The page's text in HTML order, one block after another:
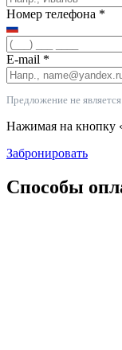
Номер телефона *
E-mail *
Предложение не
Нажимая на кнопку
Забронировать
Способы